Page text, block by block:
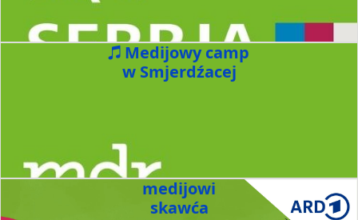
Medijowy camp
w Smjerdźacej
medijowi
skawća